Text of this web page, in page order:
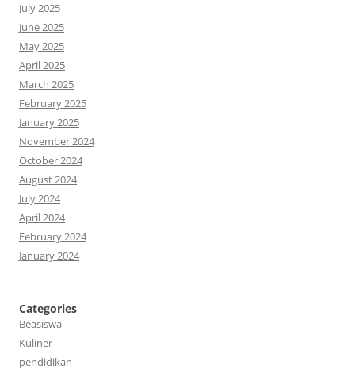
July 2025
June 2025
May 2025
April 2025
March 2025
February 2025
January 2025
November 2024
October 2024
August 2024
July 2024
April 2024
February 2024
January 2024
Categories
Beasiswa
Kuliner
pendidikan